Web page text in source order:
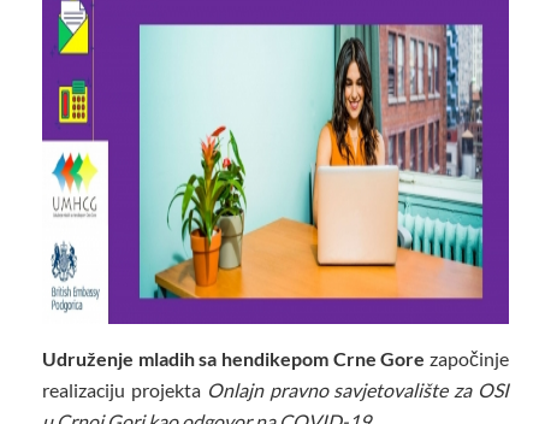
Udruženje mladih sa hendikepom Crne Gore započinje
realizaciju projekta Onlajn pravno savjetovalište za OSI